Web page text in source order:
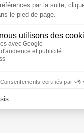
de campings
à entretenir leurs